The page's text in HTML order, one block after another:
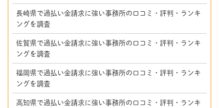
長崎県で過払い金請求に強い事務所の口コミ・評判・ランキ
ングを調査
佐賀県で過払い金請求に強い事務所の口コミ・評判・ランキ
ングを調査
福岡県で過払い金請求に強い事務所の口コミ・評判・ランキ
ングを調査
高知県で過払い金請求に強い事務所の口コミ・評判・ランキ